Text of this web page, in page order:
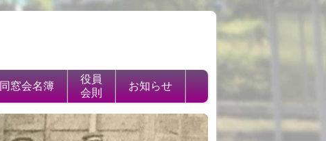
同窓会名簿
役員
会則
お知らせ